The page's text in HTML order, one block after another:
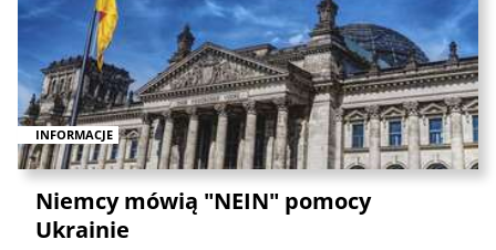
INFORMACJE
Niemcy mówią "NEIN" pomocy
Ukrainie